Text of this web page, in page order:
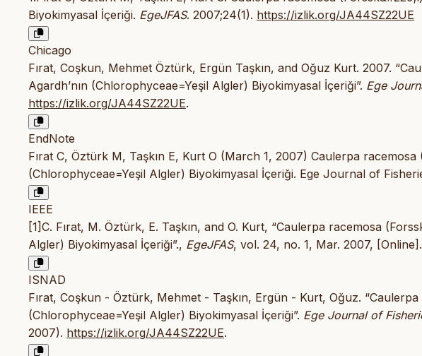
Biyokimyasal İçeriği. EgeJFAS. 2007;24(1). https://izlik.org/JA44SZ22UE
Chicago
Fırat, Coşkun, Mehmet Öztürk, Ergün Taşkın, and Oğuz Kurt. 2007.
Agardh’nın (Chlorophyceae=Yeşil Algler) Biyokimyasal İçeriği”. Ege
https://izlik.org/JA44SZ22UE.
EndNote
Fırat C, Öztürk M, Taşkın E, Kurt O (March 1, 2007) Caulerpa racemosa
(Chlorophyceae=Yeşil Algler) Biyokimyasal İçeriği. Ege Journal of
IEEE
[1]C. Fırat, M. Öztürk, E. Taşkın, and O. Kurt, “Caulerpa racemosa
Algler) Biyokimyasal İçeriği”., EgeJFAS, vol. 24, no. 1, Mar. 2007,
ISNAD
Fırat, Coşkun - Öztürk, Mehmet - Taşkın, Ergün - Kurt, Oğuz. “Caulerpa
(Chlorophyceae=Yeşil Algler) Biyokimyasal İçeriği”. Ege Journal of
2007). https://izlik.org/JA44SZ22UE.